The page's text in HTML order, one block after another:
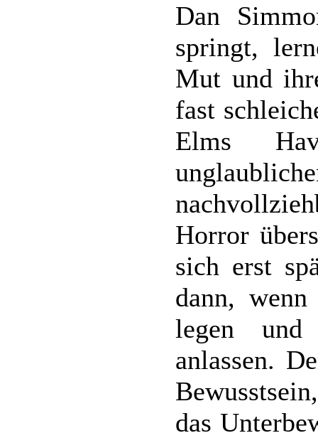
Dan
springt,
Mut und
fast
Elms
Horror
sich erst
dann,
legen
anlassen.
das